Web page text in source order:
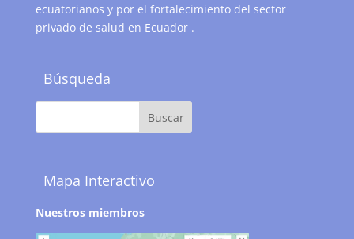
ecuatorianos y por el fortalecimiento del sector
privado de salud en Ecuador .
Búsqueda
Mapa Interactivo
Nuestros miembros